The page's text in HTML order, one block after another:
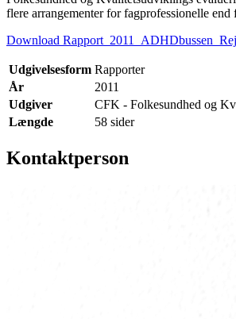
flere arrangementer for fagprofessionelle
Download
Udgivelsesform Rapporter
År
2011
Udgiver
CFK - Folkesundhed og
Længde
58 sider
Kontaktperson